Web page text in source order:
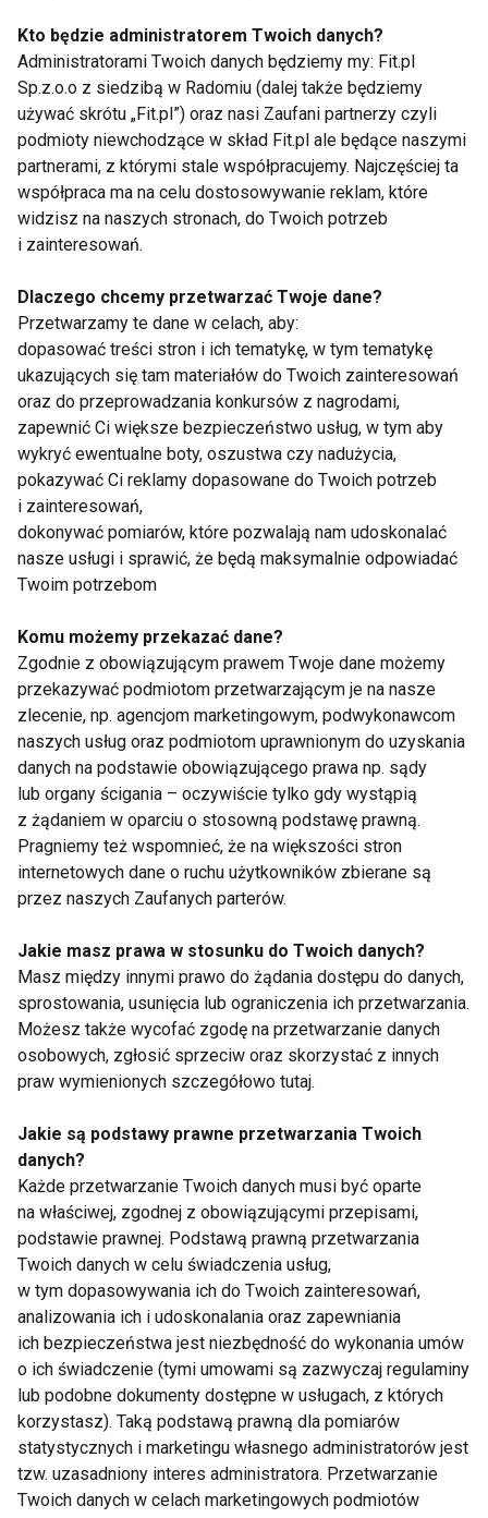
Dieta przeciwtrądzikowa
Dieta przeciwtrądzikowa
Dieta antyrakowa
Nie przegap nowości ze
świata FIT!
Wyrażam zgodę na otrzymywanie informacji
handlowej drogą elektroniczną na podany adres e-mail
przez FIT.PL. Więcej informacji znajdziesz w Polityce
ZAPISZ SIĘ
WSPÓŁPRACA
REDAKCJA
PRYWATNOŚĆ
Cookies
Kto będzie administratorem Twoich danych?
Administratorami Twoich danych będziemy my: Fit.pl
Sp.z.o.o z siedzibą w Radomiu (dalej także będziemy
używać skrótu „Fit.pl”) oraz nasi Zaufani partnerzy czyli
podmioty niewchodzące w skład Fit.pl ale będące naszymi
partnerami, z którymi stale współpracujemy. Najczęściej ta
współpraca ma na celu dostosowywanie reklam, które
widzisz na naszych stronach, do Twoich potrzeb
i zainteresowań.
Dlaczego chcemy przetwarzać Twoje dane?
Przetwarzamy te dane w celach, aby:
dopasować treści stron i ich tematykę, w tym tematykę
ukazujących się tam materiałów do Twoich zainteresowań
oraz do przeprowadzania konkursów z nagrodami,
zapewnić Ci większe bezpieczeństwo usług, w tym aby
wykryć ewentualne boty, oszustwa czy nadużycia,
pokazywać Ci reklamy dopasowane do Twoich potrzeb
i zainteresowań,
dokonywać pomiarów, które pozwalają nam udoskonalać
nasze usługi i sprawić, że będą maksymalnie odpowiadać
Twoim potrzebom
Komu możemy przekazać dane?
Zgodnie z obowiązującym prawem Twoje dane możemy
przekazywać podmiotom przetwarzającym je na nasze
zlecenie, np. agencjom marketingowym, podwykonawcom
naszych usług oraz podmiotom uprawnionym do uzyskania
danych na podstawie obowiązującego prawa np. sądy
lub organy ścigania – oczywiście tylko gdy wystąpią
z żądaniem w oparciu o stosowną podstawę prawną.
Pragniemy też wspomnieć, że na większości stron
internetowych dane o ruchu użytkowników zbierane są
przez naszych Zaufanych parterów.
Jakie masz prawa w stosunku do Twoich danych?
Masz między innymi prawo do żądania dostępu do danych,
sprostowania, usunięcia lub ograniczenia ich przetwarzania.
Możesz także wycofać zgodę na przetwarzanie danych
osobowych, zgłosić sprzeciw oraz skorzystać z innych
praw wymienionych szczegółowo tutaj.
Jakie są podstawy prawne przetwarzania Twoich
danych?
Każde przetwarzanie Twoich danych musi być oparte
na właściwej, zgodnej z obowiązującymi przepisami,
podstawie prawnej. Podstawą prawną przetwarzania
Twoich danych w celu świadczenia usług,
w tym dopasowywania ich do Twoich zainteresowań,
analizowania ich i udoskonalania oraz zapewniania
ich bezpieczeństwa jest niezbędność do wykonania umów
o ich świadczenie (tymi umowami są zazwyczaj regulaminy
lub podobne dokumenty dostępne w usługach, z których
korzystasz). Taką podstawą prawną dla pomiarów
statystycznych i marketingu własnego administratorów jest
tzw. uzasadniony interes administratora. Przetwarzanie
Twoich danych w celach marketingowych podmiotów